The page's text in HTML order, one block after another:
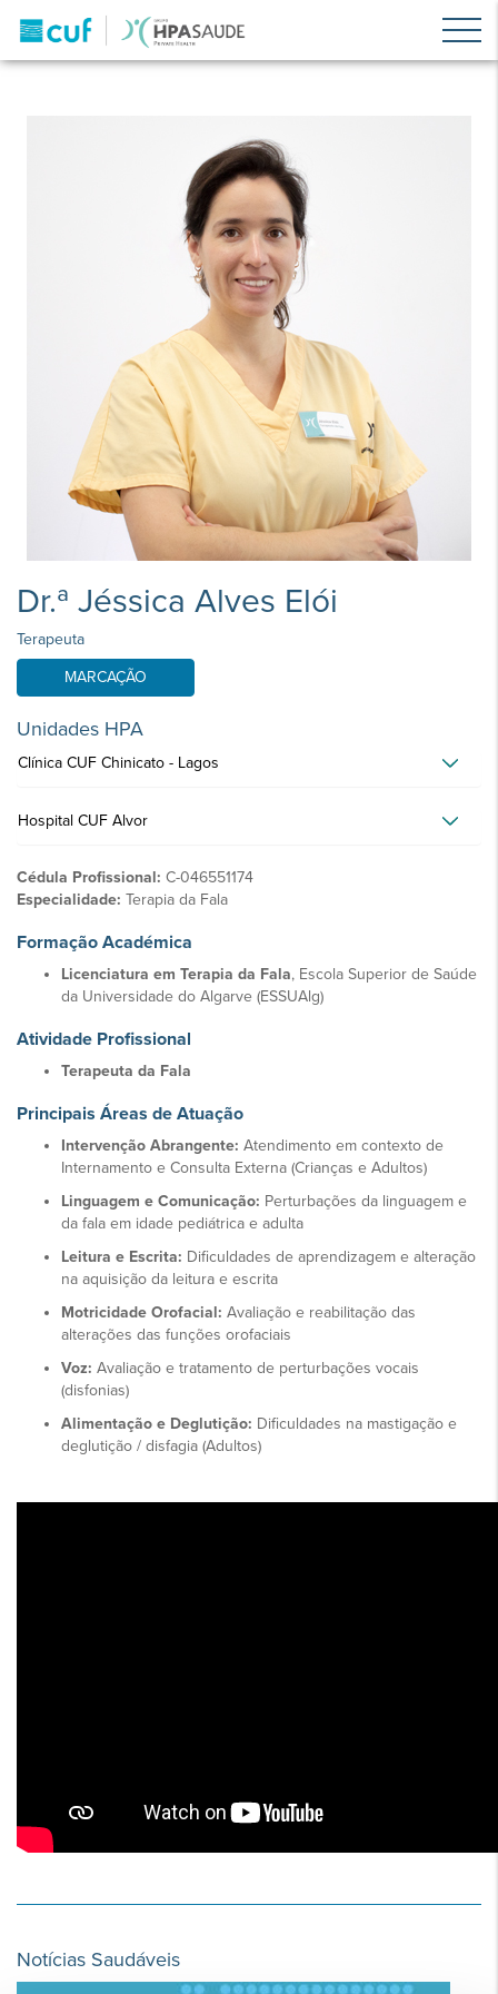
Dr.ª Jéssica Alves Elói
Terapeuta
MARCAÇÃO
Unidades HPA
Clínica CUF Chinicato - Lagos
Hospital CUF Alvor
Cédula Profissional: C-046551174
Especialidade: Terapia da Fala
Formação Académica
Licenciatura em Terapia da Fala, Escola Superior de Saúde
da Universidade do Algarve (ESSUAlg)
Atividade Profissional
Terapeuta da Fala
Principais Áreas de Atuação
Intervenção Abrangente: Atendimento em contexto de
Internamento e Consulta Externa (Crianças e Adultos)
Linguagem e Comunicação: Perturbações da linguagem e
da fala em idade pediátrica e adulta
Leitura e Escrita: Dificuldades de aprendizagem e alteração
na aquisição da leitura e escrita
Motricidade Orofacial: Avaliação e reabilitação das
alterações das funções orofaciais
Voz: Avaliação e tratamento de perturbações vocais
(disfonias)
Alimentação e Deglutição: Dificuldades na mastigação e
deglutição / disfagia (Adultos)
Notícias Saudáveis